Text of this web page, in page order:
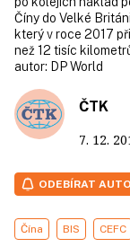
Číny do Velké
který v roce 2017
než 12 tisíc
autor: DP World
ČTK
7. 12.
ODEBÍRAT
Čína BIS CEFC